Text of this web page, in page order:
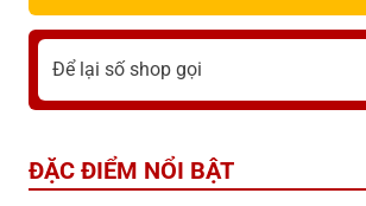
ĐẶC ĐIỂM NỔI BẬT